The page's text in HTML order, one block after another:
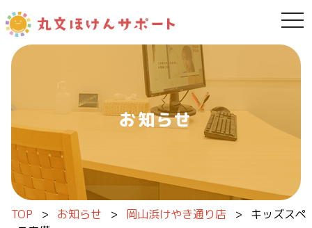
内容をスキップ
お知らせ
TOP > お知らせ > 岡山浜けやき通り店 >
キッズスペ